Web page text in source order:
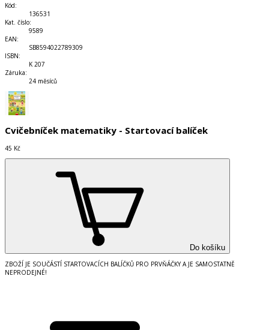
Kód:
136531
Kat. číslo:
9589
EAN:
SB8594022789309
ISBN:
K 207
Záruka:
24 měsíců
Cvičebníček matematiky - Startovací balíček
45 Kč
Do košíku
ZBOŽÍ JE SOUČÁSTÍ STARTOVACÍCH BALÍČKŮ PRO PRVŇÁČKY A JE SAMOSTATNĚ
NEPRODEJNÉ!